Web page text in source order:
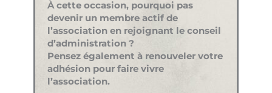
À cette occasion, pourquoi pas
devenir un membre actif de
l’association en rejoignant le conseil
d’administration ?
Pensez également à renouveler votre
adhésion pour faire vivre
l’association.